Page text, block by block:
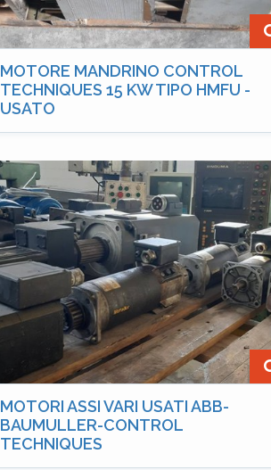
MOTORE MANDRINO CONTROL
TECHNIQUES 15 KW TIPO HMFU -
USATO
MOTORI ASSI VARI USATI ABB-
BAUMULLER-CONTROL
TECHNIQUES